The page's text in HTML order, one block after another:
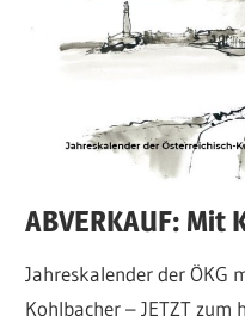
ABVERKAUF: Mit
Jahreskalender der ÖKG
Kohlbacher – JETZT zum